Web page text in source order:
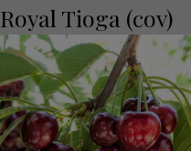
Royal Tioga (cov)